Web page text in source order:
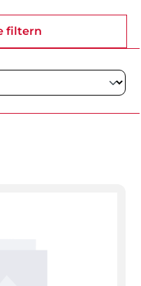
filtern